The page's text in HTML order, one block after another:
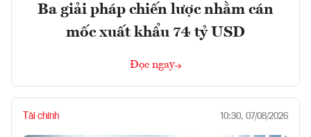
Ba giải pháp chiến lược nhằm cán
mốc xuất khẩu 74 tỷ USD
Đọc ngay
Tài chính 10:30, 07/08/2026